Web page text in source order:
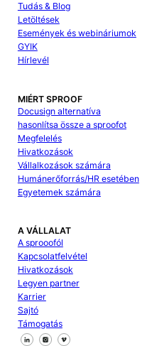
Tudás & Blog
Letöltések
Események és webináriumok
GYIK
Hírlevél
MIÉRT SPROOF
Docusign alternatíva
hasonlítsa össze a sproofot
Megfelelés
Hivatkozások
Vállalkozások számára
Humánerőforrás/HR esetében
Egyetemek számára
A VÁLLALAT
A sprooofól
Kapcsolatfelvétel
Hivatkozások
Legyen partner
Karrier
Sajtó
Támogatás
Kövessen minket a
Kövessen minket az X-
Kövessen minket a